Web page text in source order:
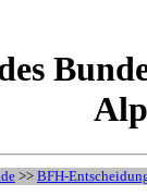
>> BFH-